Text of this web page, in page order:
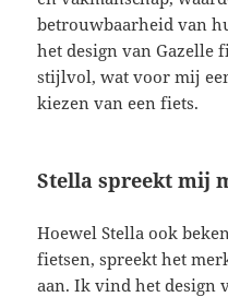
betrouwbaarheid van
het design van Gazelle
stijlvol, wat voor mij
kiezen van een fiets.
Stella spreekt mij
Hoewel Stella ook
fietsen, spreekt het
aan. Ik vind het design